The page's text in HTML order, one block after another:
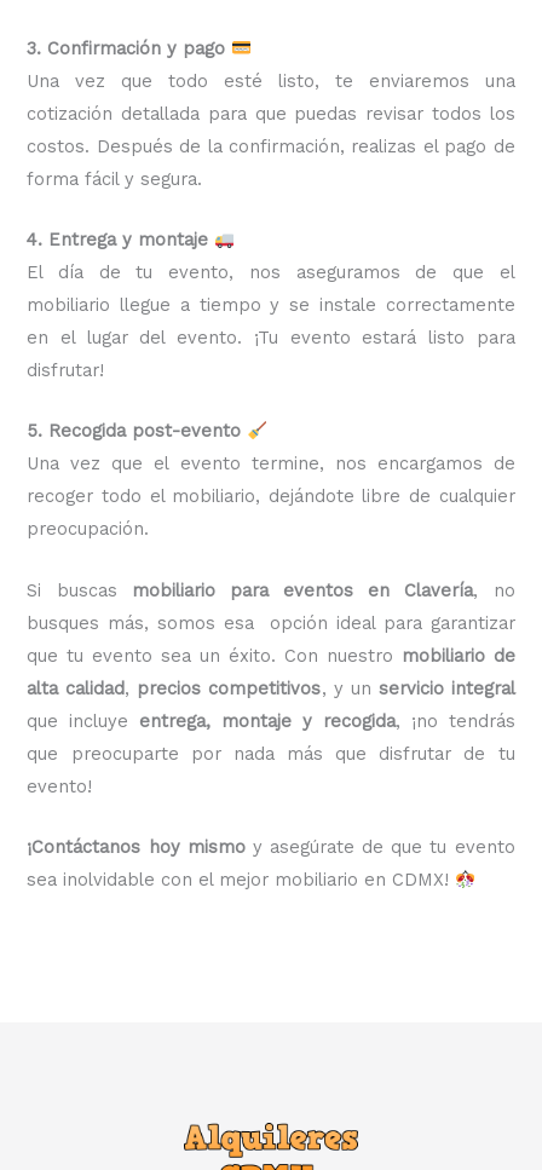
3. Confirmación y pago
Una vez que todo esté listo, te enviaremos una
cotización detallada para que puedas revisar todos los
costos. Después de la confirmación, realizas el pago de
forma fácil y segura.
4. Entrega y montaje
El día de tu evento, nos aseguramos de que el
mobiliario llegue a tiempo y se instale correctamente
en el lugar del evento. ¡Tu evento estará listo para
disfrutar!
5. Recogida post-evento
Una vez que el evento termine, nos encargamos de
recoger todo el mobiliario, dejándote libre de cualquier
preocupación.
Si buscas mobiliario para eventos en Clavería, no
busques más, somos esa opción ideal para garantizar
que tu evento sea un éxito. Con nuestro mobiliario de
alta calidad, precios competitivos, y un servicio integral
que incluye entrega, montaje y recogida, ¡no tendrás
que preocuparte por nada más que disfrutar de tu
evento!
¡Contáctanos hoy mismoy asegúrate de que tu evento
sea inolvidable con el mejor mobiliario en CDMX!